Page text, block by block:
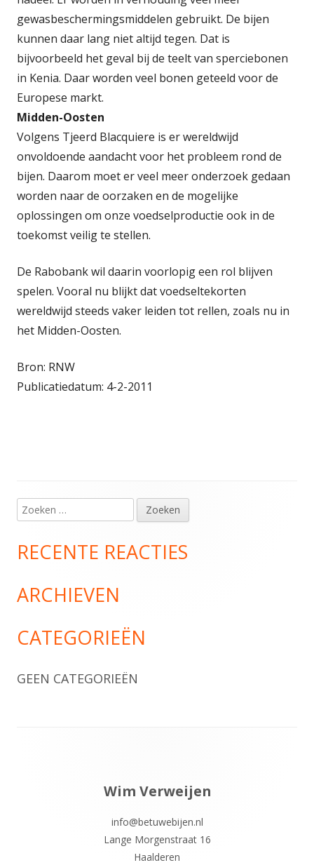
gewasbeschermingsmiddelen gebruikt. De bijen
kunnen daar lang niet altijd tegen. Dat is
bijvoorbeeld het geval bij de teelt van sperciebonen
in Kenia. Daar worden veel bonen geteeld voor de
Europese markt.
Midden-Oosten
Volgens Tjeerd Blacquiere is er wereldwijd
onvoldoende aandacht voor het probleem rond de
bijen. Daarom moet er veel meer onderzoek gedaan
worden naar de oorzaken en de mogelijke
oplossingen om onze voedselproductie ook in de
toekomst veilig te stellen.
De Rabobank wil daarin voorlopig een rol blijven
spelen. Vooral nu blijkt dat voedseltekorten
wereldwijd steeds vaker leiden tot rellen, zoals nu in
het Midden-Oosten.
Bron: RNW
Publicatiedatum: 4-2-2011
Hoofd
sidebar
Zoeken
naar:
RECENTE REACTIES
ARCHIEVEN
CATEGORIEËN
GEEN CATEGORIEËN
Wim Verweijen
info@betuwebijen.nl
Lange Morgenstraat 16
Haalderen